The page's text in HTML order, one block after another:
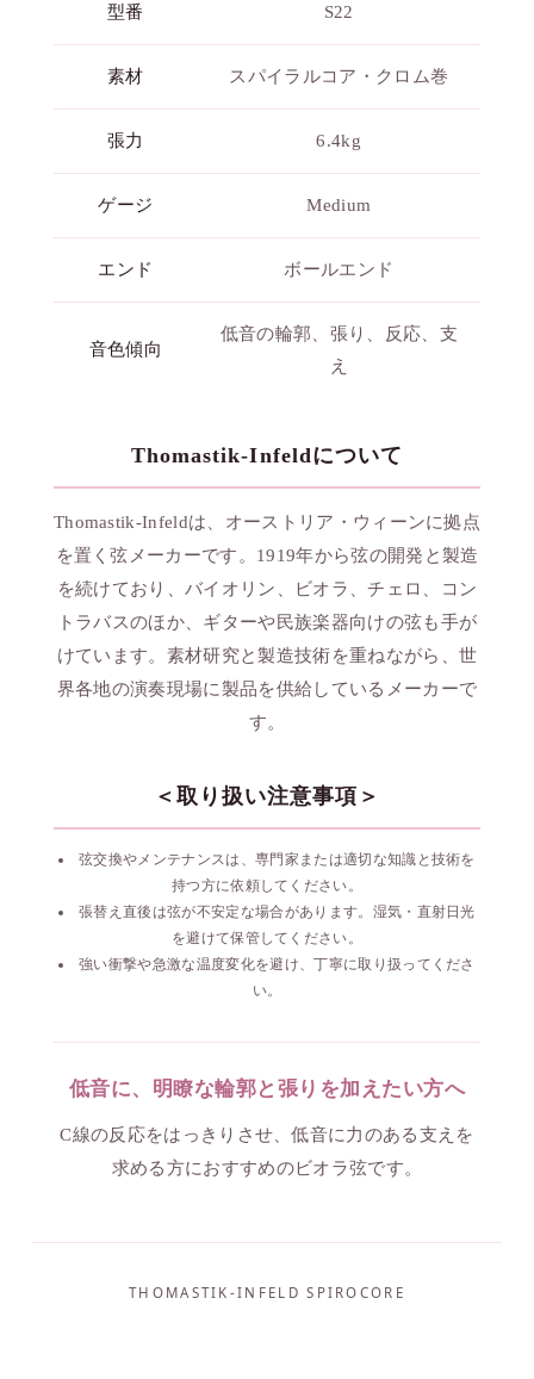
型番 S22
素材 スパイラルコア・クロム巻
張力 6.4kg
ゲージ Medium
エンド ボールエンド
音色傾向
低音の輪郭、張り、反応、支
え
Thomastik-Infeldについて
Thomastik-Infeldは、オーストリア・ウィーンに拠点
を置く弦メーカーです。1919年から弦の開発と製造
を続けており、バイオリン、ビオラ、チェロ、コン
トラバスのほか、ギターや民族楽器向けの弦も手が
けています。素材研究と製造技術を重ねながら、世
界各地の演奏現場に製品を供給しているメーカーで
す。
＜取り扱い注意事項＞
弦交換やメンテナンスは、専門家または適切な知識と技術を
持つ方に依頼してください。
張替え直後は弦が不安定な場合があります。湿気・直射日光
を避けて保管してください。
強い衝撃や急激な温度変化を避け、丁寧に取り扱ってくださ
い。
低音に、明瞭な輪郭と張りを加えたい方へ
C線の反応をはっきりさせ、低音に力のある支えを
求める方におすすめのビオラ弦です。
THOMASTIK-INFELD SPIROCORE